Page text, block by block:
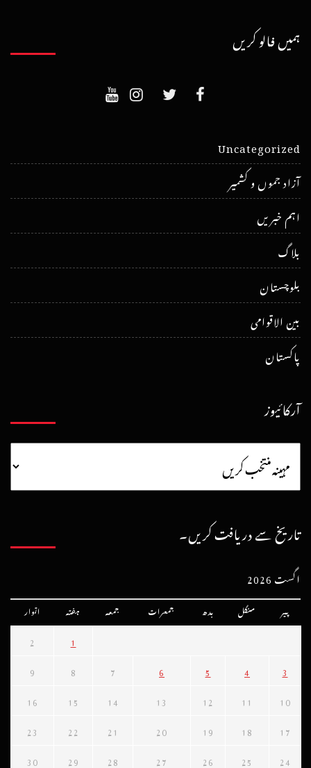
ہمیں فالو کریں
Uncategorized
آزاد جموں و کشمیر
اہم خبریں
بلاگ
بلوچستان
بین الاقوامی
پاکستان
آرکائیوز
تاریخ سے دریافت کریں۔
اگست 2026
پیر منگل بدھ جمعرات جمعہ ہفتہ اتوار
1
2
3
4
5
6
7
8
9
10
11
12
13
14
15
16
17
18
19
20
21
22
23
24
25
26
27
28
29
30